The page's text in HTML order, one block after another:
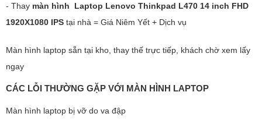
- Thay màn hình Laptop Lenovo Thinkpad L470 14 inch FHD
1920X1080 IPS tại nhà = Giá Niêm Yết + Dịch vụ
Màn hình laptop sẵn tại kho, thay thế trực tiếp, khách chờ xem lấy
ngay
CÁC LỖI THƯỜNG GẶP VỚI MÀN HÌNH LAPTOP
Màn hình laptop bị vỡ do va đập